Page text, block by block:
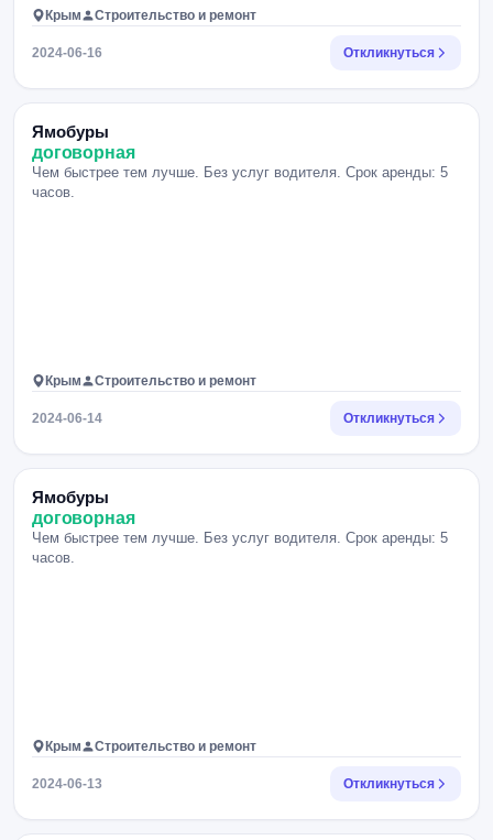
Крым Строительство и ремонт
2024-06-16 Откликнуться
Ямобуры
договорная
Чем быстрее тем лучше. Без услуг водителя. Срок аренды: 5
часов.
Крым Строительство и ремонт
2024-06-14 Откликнуться
Ямобуры
договорная
Чем быстрее тем лучше. Без услуг водителя. Срок аренды: 5
часов.
Крым Строительство и ремонт
2024-06-13 Откликнуться